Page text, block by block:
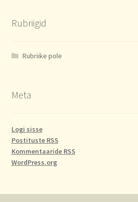
Rubriigid
Rubriike pole
Meta
Logi sisse
Postituste RSS
Kommentaaride RSS
WordPress.org